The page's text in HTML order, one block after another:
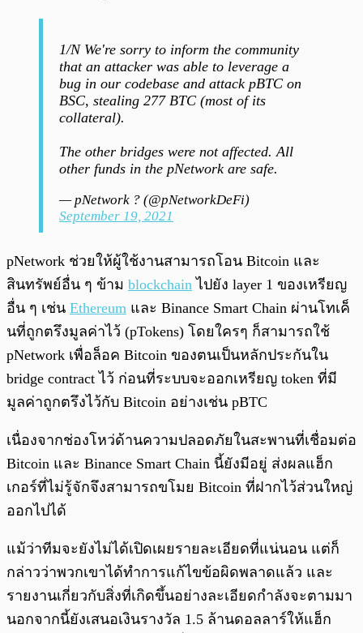
1/N We're sorry to inform the community
that an attacker was able to leverage a
bug in our codebase and attack pBTC on
BSC, stealing 277 BTC (most of its
collateral).
The other bridges were not affected. All
other funds in the pNetwork are safe.
— pNetwork ? (@pNetworkDeFi)
September 19, 2021
pNetwork ช่วยให้ผู้ใช้งานสามารถโอน Bitcoin และ
สินทรัพย์อื่น ๆ ข้าม blockchain ไปยัง layer 1 ของเหรียญ
อื่น ๆ เช่น Ethereum และ Binance Smart Chain ผ่านโทเค็
นที่ถูกตรึงมูลค่าไว้ (pTokens) โดยใครๆ ก็สามารถใช้
pNetwork เพื่อล็อค Bitcoin ของตนเป็นหลักประกันใน
bridge contract ไว้ ก่อนที่ระบบจะออกเหรียญ token ที่มี
มูลค่าถูกตรึงไว้กับ Bitcoin อย่างเช่น pBTC
เนื่องจากช่องโหว่ด้านความปลอดภัยในสะพานที่เชื่อมต่อ
Bitcoin และ Binance Smart Chain นี้ยังมีอยู่ ส่งผลแฮ็ก
เกอร์ที่ไม่รู้จักจึงสามารถขโมย Bitcoin ที่ฝากไว้ส่วนใหญ่
ออกไปได้
แม้ว่าทีมจะยังไม่ได้เปิดเผยรายละเอียดที่แน่นอน แต่ก็
กล่าวว่าพวกเขาได้ทำการแก้ไขข้อผิดพลาดแล้ว และ
รายงานเกี่ยวกับสิ่งที่เกิดขึ้นอย่างละเอียดกำลังจะตามมา
นอกจากนี้ยังเสนอเงินรางวัล 1.5 ล้านดอลลาร์ให้แฮ็ก